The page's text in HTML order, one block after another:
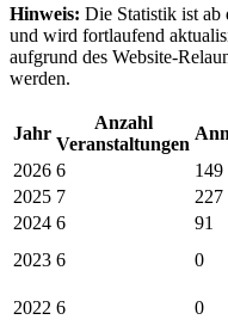
Hinweis: Die Statistik ist ab
und wird fortlaufend
aufgrund des Website-
werden.
Jahr
Anzahl
Veranstaltungen
2026 6 149
2025 7 227
2024 6 91
2023 6 0
2022 6 0